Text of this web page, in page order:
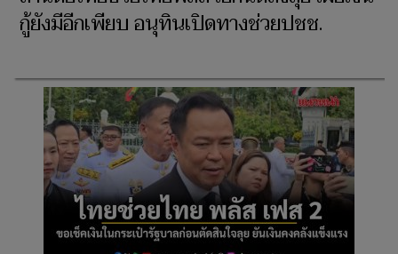
กู้ยังมีอีกเพียบ อนุทินเปิดทางช่วยปชช.